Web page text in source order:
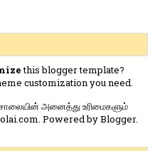
this blogger template?
customization you need.
அனைத்து உரிமைகளும்
Powered byBlogger.